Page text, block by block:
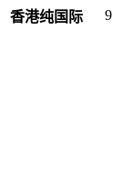
香港纯国际